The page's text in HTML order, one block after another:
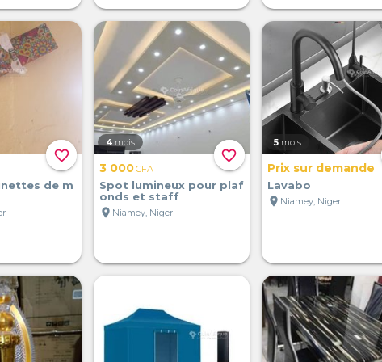
favorite_border
de m
favorite_border
4 mois
3 000CFA
Spot lumineux pour plaf
onds et staff
location_on Niamey, Niger
5 mois
Prix sur demande
Lavabo
location_on Niamey, Niger